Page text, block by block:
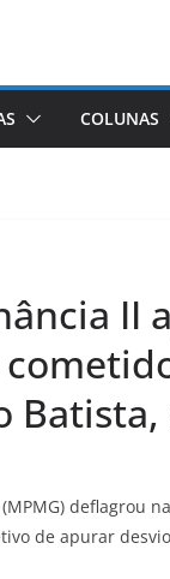
COLUNAS
II
deflagrou
de apurar